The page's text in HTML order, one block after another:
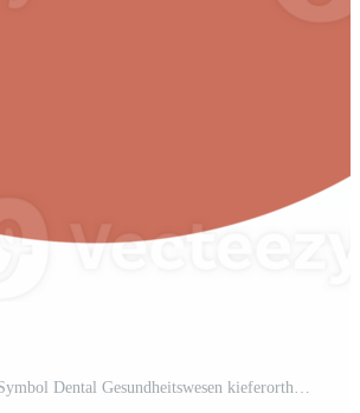
Oral Weiß Zähne Symbol Dental Gesundheitswesen kieferorthopädisch Lächeln Dental Hygiene Pro PNG